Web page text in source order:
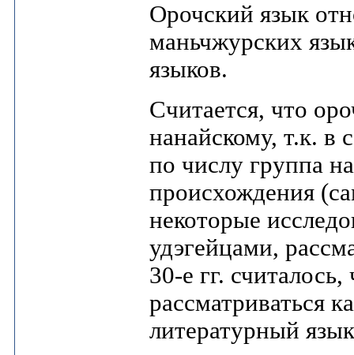
Орочский язык
маньчжурских
языков.
Считается, что
нанайскому, т.к. в
по числу группа
происхождения
некоторые
удэгейцами,
30-е гг.
рассматриваться
литературный